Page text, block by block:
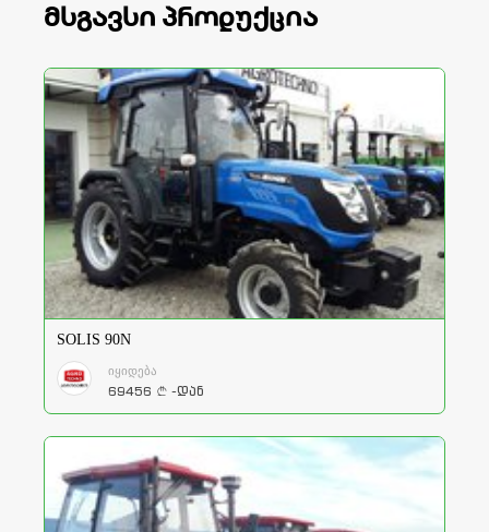
მსგავსი პროდუქცია
SOLIS 90N
იყიდება
69456 a -დან